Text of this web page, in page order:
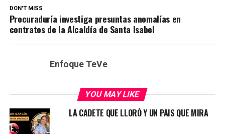
DON'T MISS
Procuraduría investiga presuntas anomalías en
contratos de la Alcaldía de Santa Isabel
Enfoque TeVe
YOU MAY LIKE
LA CADETE QUE LLORÓ Y UN PAIS QUE MIRA